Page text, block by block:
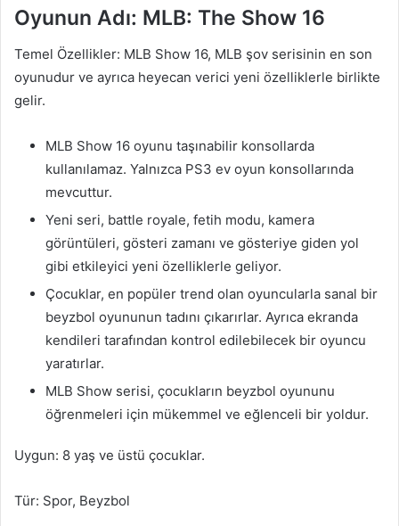
Oyunun Adı: MLB: The Show 16
Temel Özellikler: MLB Show 16, MLB şov serisinin en son
oyunudur ve ayrıca heyecan verici yeni özelliklerle birlikte
gelir.
MLB Show 16 oyunu taşınabilir konsollarda
kullanılamaz. Yalnızca PS3 ev oyun konsollarında
mevcuttur.
Yeni seri, battle royale, fetih modu, kamera
görüntüleri, gösteri zamanı ve gösteriye giden yol
gibi etkileyici yeni özelliklerle geliyor.
Çocuklar, en popüler trend olan oyuncularla sanal bir
beyzbol oyununun tadını çıkarırlar. Ayrıca ekranda
kendileri tarafından kontrol edilebilecek bir oyuncu
yaratırlar.
MLB Show serisi, çocukların beyzbol oyununu
öğrenmeleri için mükemmel ve eğlenceli bir yoldur.
Uygun: 8 yaş ve üstü çocuklar.
Tür: Spor, Beyzbol